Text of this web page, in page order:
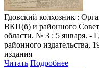
Гдовский колхозник :
ВКП(б) и районного
области. № 3 : 5 января. -
районного издательства,
издания
Читать Подробнее